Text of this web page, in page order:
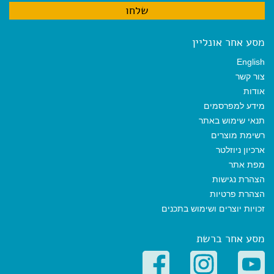
מסע אחר אונליין
English
צור קשר
אודות
מידע למפרסמים
תנאי שימוש באתר
רשימת מוצרים
ארכיון ניוזלטר
מפת אתר
הצהרת נגישות
הצהרת פרטיות
זכויות יוצרים ושימוש בתכנים
מסע אחר ברשת